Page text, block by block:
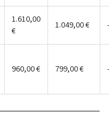
1.610,00
€
1.049,00 €
960,00 € 799,00 €